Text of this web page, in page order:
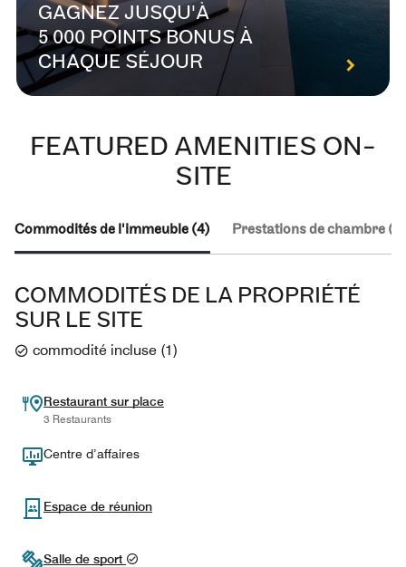
GAGNEZ JUSQU'À
5 000 POINTS BONUS À
CHAQUE SÉJOUR
FEATURED AMENITIES ON-
SITE
Commodités de l'immeuble (4) Prestations de chambre (3)
COMMODITÉS DE LA PROPRIÉTÉ
SUR LE SITE
commodité incluse (1)
Restaurant sur place
3 Restaurants
Centre d’affaires
Espace de réunion
Salle de sport